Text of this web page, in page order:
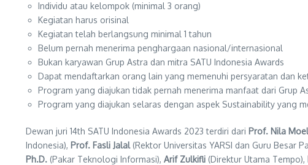
Individu atau kelompok (minimal 3 orang)
Kegiatan harus orisinal
Kegiatan telah berlangsung minimal 1 tahun
Belum pernah menerima penghargaan nasional/internasional
Bukan karyawan Grup Astra dan mitra SATU Indonesia Awards
Dapat mendaftarkan orang lain yang memenuhi persyaratan dan
Program yang diajukan tidak pernah menerima manfaat dari Grup
Program yang diajukan selaras dengan aspek Sustainability yang
Dewan juri 14th SATU Indonesia Awards 2023 terdiri dari Prof. Nila
Indonesia), Prof. Fasli Jalal(Rektor Universitas YARSI dan Guru Besar
Ph.D. (Pakar Teknologi Informasi), Arif Zulkifli (Direktur Utama Tempo),